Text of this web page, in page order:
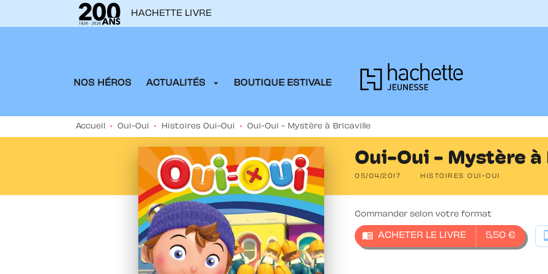
MENU
HACHETTE LIVRE
NOS HÉROS ACTUALITÉS arrow_drop_down BOUTIQUE ESTIVALE
Accueil • Oui-Oui • Histoires Oui-Oui • Oui-Oui - Mystère à Bricaville
Oui-Oui - Mystère
05/04/2017 HISTOIRES OUI-OUI
Commander selon votre format
menu_book ACHETER LE LIVRE 5,50 €